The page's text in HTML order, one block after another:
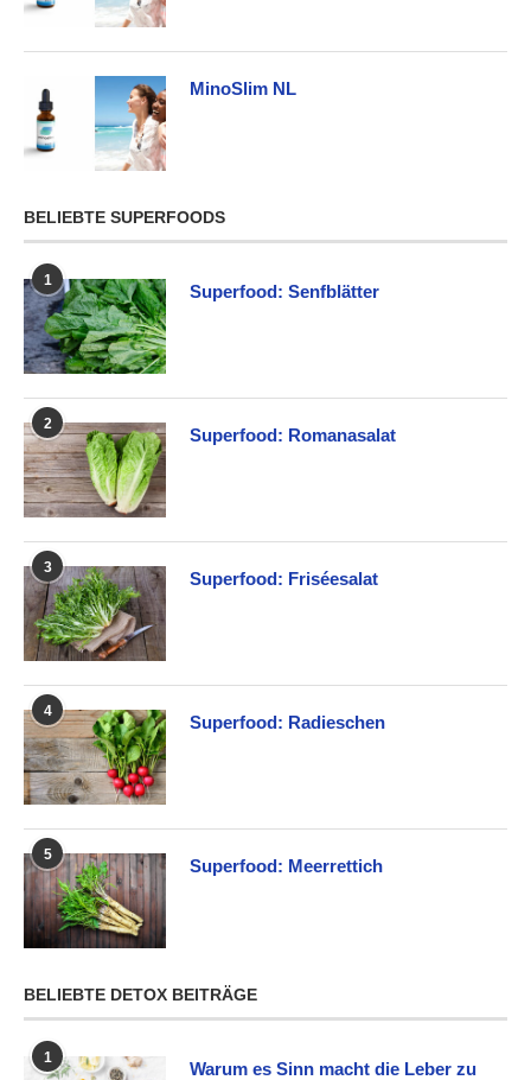
MinoSlim NL
BELIEBTE SUPERFOODS
1
Superfood: Senfblätter
2
Superfood: Romanasalat
3
Superfood: Friséesalat
4
Superfood: Radieschen
5
Superfood: Meerrettich
BELIEBTE DETOX BEITRÄGE
1
Warum es Sinn macht die Leber zu